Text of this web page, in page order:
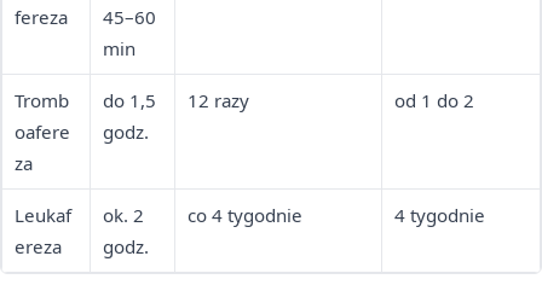
fereza
45–60
min
Tromb
oafere
za
do 1,5
godz.
12 razy od 1 do 2
Leukaf
ereza
ok. 2
godz.
co 4 tygodnie 4 tygodnie